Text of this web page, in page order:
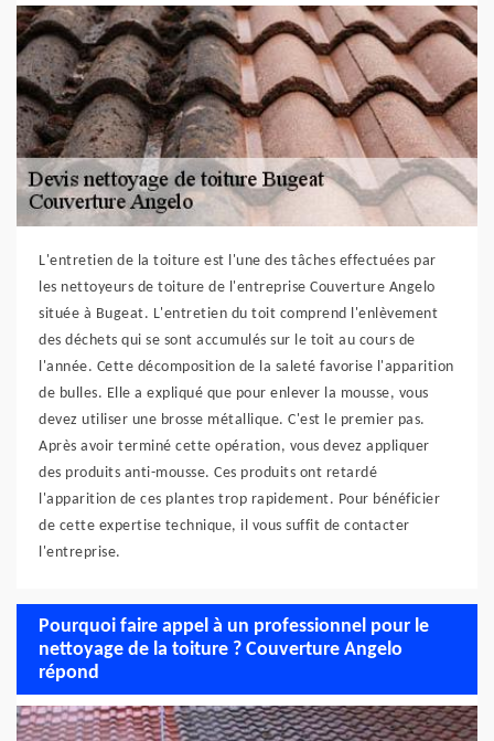
L'entretien de la toiture est l'une des tâches effectuées par
les nettoyeurs de toiture de l'entreprise Couverture Angelo
située à Bugeat. L'entretien du toit comprend l'enlèvement
des déchets qui se sont accumulés sur le toit au cours de
l'année. Cette décomposition de la saleté favorise l'apparition
de bulles. Elle a expliqué que pour enlever la mousse, vous
devez utiliser une brosse métallique. C'est le premier pas.
Après avoir terminé cette opération, vous devez appliquer
des produits anti-mousse. Ces produits ont retardé
l'apparition de ces plantes trop rapidement. Pour bénéficier
de cette expertise technique, il vous suffit de contacter
l'entreprise.
Pourquoi faire appel à un professionnel pour le
nettoyage de la toiture ? Couverture Angelo
répond